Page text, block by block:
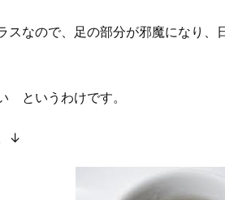
スなので、足の部分が邪魔になり、
というわけです。
↓